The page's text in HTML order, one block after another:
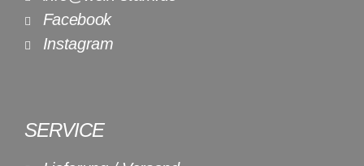
Facebook
Instagram
SERVICE